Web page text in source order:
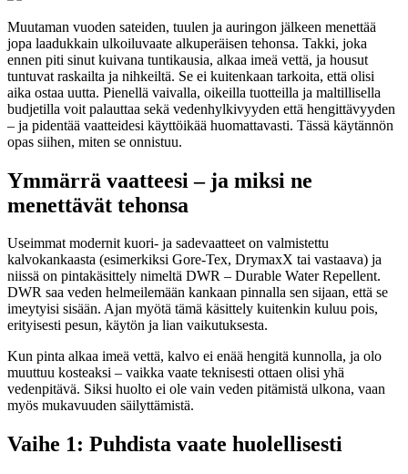
Muutaman vuoden sateiden, tuulen ja auringon jälkeen menettää
jopa laadukkain ulkoiluvaate alkuperäisen tehonsa. Takki, joka
ennen piti sinut kuivana tuntikausia, alkaa imeä vettä, ja housut
tuntuvat raskailta ja nihkeiltä. Se ei kuitenkaan tarkoita, että olisi
aika ostaa uutta. Pienellä vaivalla, oikeilla tuotteilla ja maltillisella
budjetilla voit palauttaa sekä vedenhylkivyyden että hengittävyyden
– ja pidentää vaatteidesi käyttöikää huomattavasti. Tässä käytännön
opas siihen, miten se onnistuu.
Ymmärrä vaatteesi – ja miksi ne
menettävät tehonsa
Useimmat modernit kuori- ja sadevaatteet on valmistettu
kalvokankaasta (esimerkiksi Gore-Tex, DrymaxX tai vastaava) ja
niissä on pintakäsittely nimeltä DWR – Durable Water Repellent.
DWR saa veden helmeilemään kankaan pinnalla sen sijaan, että se
imeytyisi sisään. Ajan myötä tämä käsittely kuitenkin kuluu pois,
erityisesti pesun, käytön ja lian vaikutuksesta.
Kun pinta alkaa imeä vettä, kalvo ei enää hengitä kunnolla, ja olo
muuttuu kosteaksi – vaikka vaate teknisesti ottaen olisi yhä
vedenpitävä. Siksi huolto ei ole vain veden pitämistä ulkona, vaan
myös mukavuuden säilyttämistä.
Vaihe 1: Puhdista vaate huolellisesti